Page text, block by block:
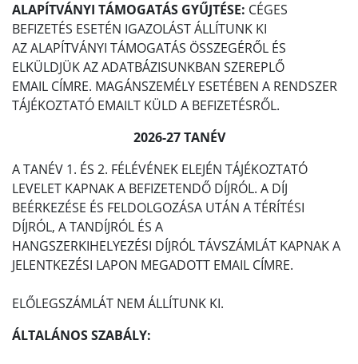
ALAPÍTVÁNYI TÁMOGATÁS GYŰJTÉSE: CÉGES
BEFIZETÉS ESETÉN IGAZOLÁST ÁLLÍTUNK KI
AZ ALAPÍTVÁNYI TÁMOGATÁS ÖSSZEGÉRŐL ÉS
ELKÜLDJÜK AZ ADATBÁZISUNKBAN SZEREPLŐ
EMAIL CÍMRE. MAGÁNSZEMÉLY ESETÉBEN A RENDSZER
TÁJÉKOZTATÓ EMAILT KÜLD A BEFIZETÉSRŐL.
2026-27 TANÉV
A TANÉV 1. ÉS 2. FÉLÉVÉNEK ELEJÉN TÁJÉKOZTATÓ
LEVELET KAPNAK A BEFIZETENDŐ DÍJRÓL. A DÍJ
BEÉRKEZÉSE ÉS FELDOLGOZÁSA UTÁN A TÉRÍTÉSI
DÍJRÓL, A TANDÍJRÓL ÉS A
HANGSZERKIHELYEZÉSI DÍJRÓL TÁVSZÁMLÁT KAPNAK A
JELENTKEZÉSI LAPON MEGADOTT EMAIL CÍMRE.
ELŐLEGSZÁMLÁT NEM ÁLLÍTUNK KI.
ÁLTALÁNOS SZABÁLY: